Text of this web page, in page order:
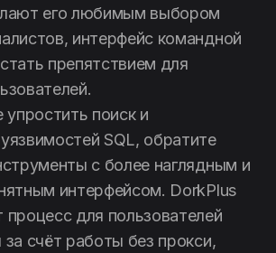
его любимым выбором
интерфейс командной
препятствием для
упростить поиск и
SQL, обратите
с более наглядным и
интерфейсом. DorkPlus
для пользователей
счёт работы без прокси,